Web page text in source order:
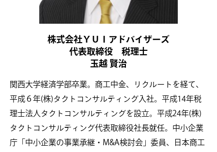
株式会社ＹＵＩアドバイザーズ
代表取締役 税理士
玉越 賢治
関西大学経済学部卒業。商工中金、リクルートを経て、
平成６年(株)タクトコンサルティング入社。平成14年税
理士法人タクトコンサルティングを設立。平成24年(株)
タクトコンサルティング代表取締役社長就任。中小企業
庁「中小企業の事業承継・M&A検討会」委員、日本商工